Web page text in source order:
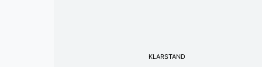
KLARSTAND